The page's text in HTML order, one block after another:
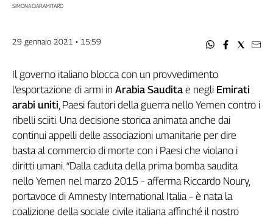
Fp
Slc
Inca
Caaf
Speciali
G8
di
Genova,
sangue
della
ragione
SIMONA CIARAMITARO
29 gennaio 2021 • 15:59
Il governo italiano blocca con un provvedimento
l’esportazione di armi in Arabia Saudita e negli Emirati
arabi uniti, Paesi fautori della guerra nello Yemen contro i
ribelli sciiti. Una decisione storica animata anche dai
continui appelli delle associazioni umanitarie per dire
basta al commercio di morte con i Paesi che violano i
diritti umani. “Dalla caduta della prima bomba saudita
nello Yemen nel marzo 2015 – afferma Riccardo Noury,
portavoce di Amnesty International Italia – è nata la
coalizione della sociale civile italiana affinché il nostro